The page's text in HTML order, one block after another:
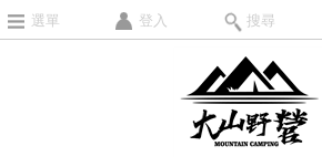
選單 登入 搜尋